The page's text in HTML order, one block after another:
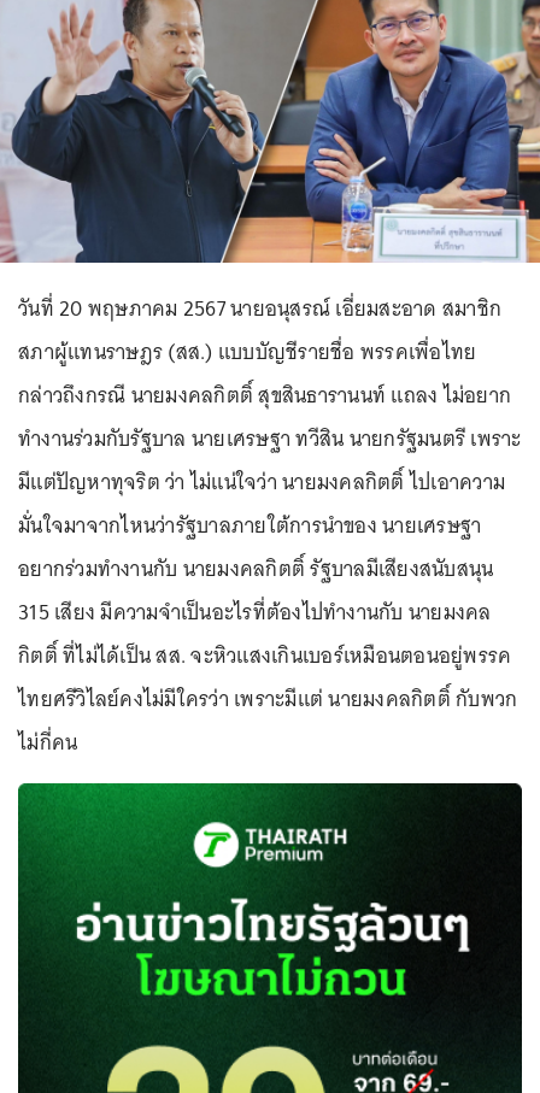
วันที่ 20 พฤษภาคม 2567 นายอนุสรณ์ เอี่ยมสะอาด สมาชิก
สภาผู้แทนราษฎร (สส.) แบบบัญชีรายชื่อ พรรคเพื่อไทย
กล่าวถึงกรณี นายมงคลกิตติ์ สุขสินธารานนท์ แถลง ไม่อยาก
ทำงานร่วมกับรัฐบาล นายเศรษฐา ทวีสิน นายกรัฐมนตรี เพราะ
มีแต่ปัญหาทุจริต ว่า ไม่แน่ใจว่า นายมงคลกิตติ์ ไปเอาความ
มั่นใจมาจากไหนว่ารัฐบาลภายใต้การนำของ นายเศรษฐา
อยากร่วมทำงานกับ นายมงคลกิตติ์ รัฐบาลมีเสียงสนับสนุน
315 เสียง มีความจำเป็นอะไรที่ต้องไปทำงานกับ นายมงคล
กิตติ์ ที่ไม่ได้เป็น สส. จะหิวแสงเกินเบอร์เหมือนตอนอยู่พรรค
ไทยศรีวิไลย์คงไม่มีใครว่า เพราะมีแต่ นายมงคลกิตติ์ กับพวก
ไม่กี่คน